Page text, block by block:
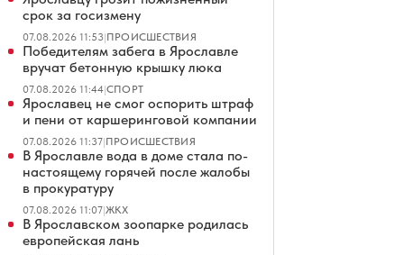
срок за госизмену
07.08.2026 11:53|ПРОИСШЕСТВИЯ
Победителям забега в Ярославле
вручат бетонную крышку люка
07.08.2026 11:44|СПОРТ
Ярославец не смог оспорить штраф
и пени от каршеринговой компании
07.08.2026 11:37|ПРОИСШЕСТВИЯ
В Ярославле вода в доме стала по-
настоящему горячей после жалобы
в прокуратуру
07.08.2026 11:07|ЖКХ
В Ярославском зоопарке родилась
европейская лань